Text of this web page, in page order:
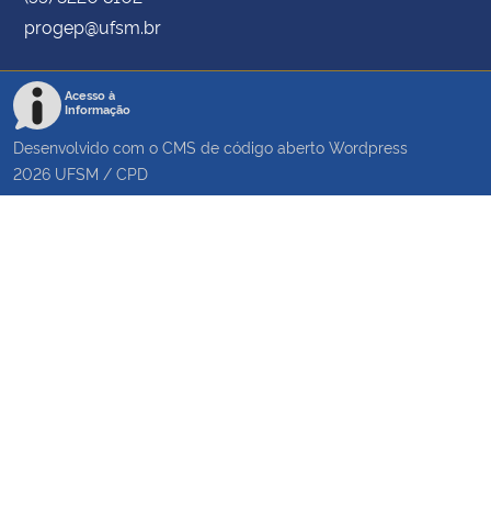
progep@ufsm.br
Acesso à
Informação
Desenvolvido com o CMS de código aberto Wordpress
2026 UFSM / CPD